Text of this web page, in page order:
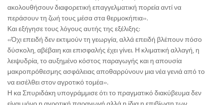
ακολουθήσουν διαφορετική επαγγελματική πορεία αντί να
περάσουν τη ζωή τους μέσα στα θερμοκήπια».
Και εξήγησε τους λόγους αυτής της εξέλιξης:
«Όχι επειδή δεν εκτιμούν τη γεωργία, αλλά επειδή βλέπουν πόσο
δύσκολη, αβέβαιη και επισφαλής έχει γίνει. Η κλιματική αλλαγή, η
λειψυδρία, το αυξημένο κόστος παραγωγής και η απουσία
μακροπρόθεσμης ασφάλειας αποθαρρύνουν μια νέα γενιά από το
να εισέλθει στον αγροτικό τομέα».
Η κα Σπυριδάκη υπογράμμισε ότι το πραγματικό διακύβευμα δεν